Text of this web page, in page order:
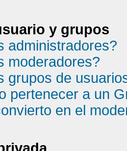
y grupos
administradores?
moderadores?
grupos de
pertenecer a un
en el